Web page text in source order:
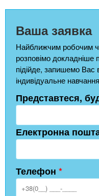
Ваша заявка
Найближчим робочим
розповімо докладніше
підійде, запишемо
індивідуальне
Представтеся,
Електронна
Телефон *